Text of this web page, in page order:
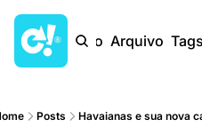
Início Arquivo Tags
Posts Havaianas e sua nova